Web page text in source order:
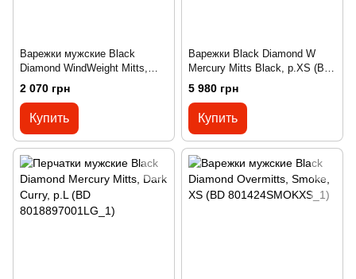
Варежки мужские Black
Diamond WindWeight Mitts,
Black, XS (BD
8018990002XSM1)
2 070 грн
Купить
Варежки Black Diamond W
Mercury Mitts Black, р.XS (BD
801123.BLAK-XS)
5 980 грн
Купить